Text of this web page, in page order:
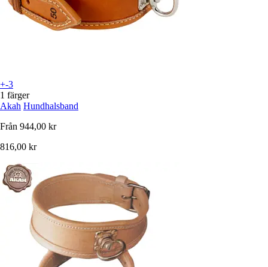
+-3
1 färger
Akah Hundhalsband
Från 944,00 kr
816,00 kr